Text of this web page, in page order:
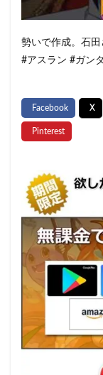
勢いで作成。石
#アスラン #ガン